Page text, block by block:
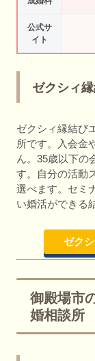
公式サ
イト
ゼクシィ
ゼクシィ縁結び
所です。入会金
ん。35歳以下の
す。自分の活動
選べます。セミ
い婚活ができる
ゼク
御殿場市
婚相談所